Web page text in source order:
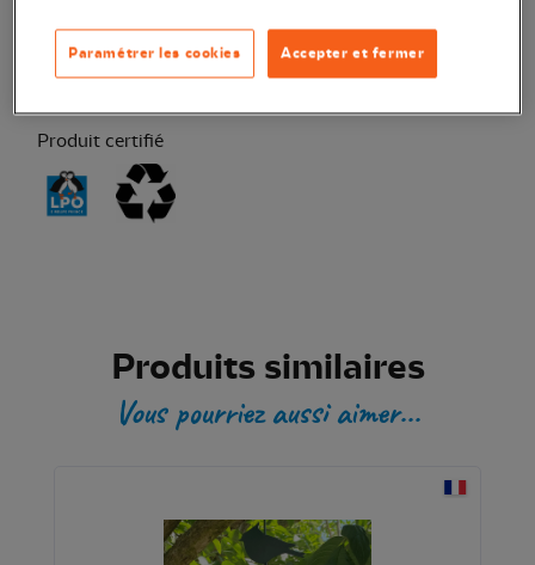
Transaction sécurisée
Produit certifié
Produits similaires
Vous pourriez aussi aimer...
Accepter et fermer
Paramétrer les cookies